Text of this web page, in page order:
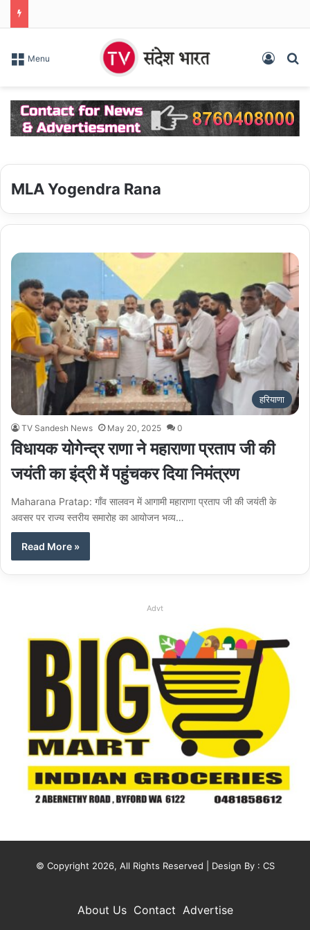
Menu Log In
MLA Yogendra Rana
हरियाणा
TV Sandesh News May 20, 2025 0
विधायक योगेन्द्र राणा ने महाराणा प्रताप जी की
जयंती का इंद्री में पहुंचकर दिया निमंत्रण
Maharana Pratap: गाँव सालवन में आगामी महाराणा प्रताप जी की जयंती के
अवसर पर राज्य स्तरीय समारोह का आयोजन भव्य…
Read More »
Advt
© Copyright 2026, All Rights Reserved | Design By : CS
About Us Contact Advertise